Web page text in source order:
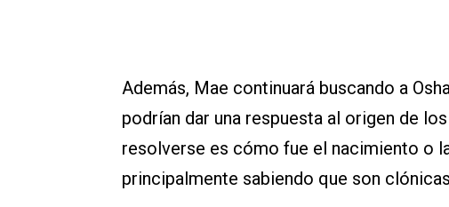
Además, Mae continuará buscando a
podrían dar una respuesta al origen de
resolverse es cómo fue el nacimiento o
principalmente sabiendo que son